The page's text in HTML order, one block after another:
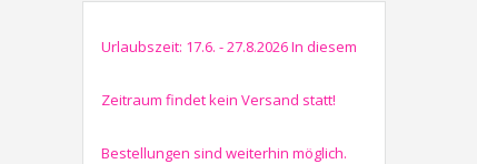
Urlaubszeit: 17.6. - 27.8.2026 In diesem
Zeitraum findet kein Versand statt!
Bestellungen sind weiterhin möglich.